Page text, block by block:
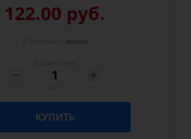
122.00 руб.
много
КУПИТЬ